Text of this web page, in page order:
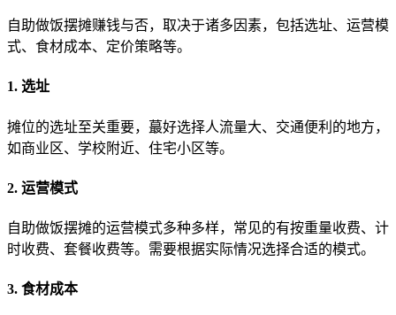
自助做饭摆摊赚钱与否，取决于诸多因素，包括选址、运营模
式、食材成本、定价策略等。
1. 选址
摊位的选址至关重要，蕞好选择人流量大、交通便利的地方，
如商业区、学校附近、住宅小区等。
2. 运营模式
自助做饭摆摊的运营模式多种多样，常见的有按重量收费、计
时收费、套餐收费等。需要根据实际情况选择合适的模式。
3. 食材成本